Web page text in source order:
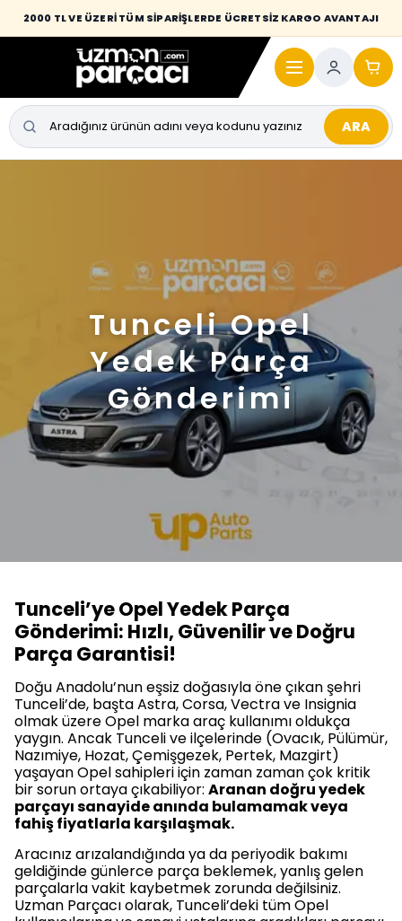
2000 TL VE ÜZERİ TÜM SİPARİŞLERDE ÜCRETSİZ KARGO AVANTAJI
ARA
Tunceli Opel
Yedek Parça
Gönderimi
Tunceli’ye Opel Yedek Parça
Gönderimi: Hızlı, Güvenilir ve Doğru
Parça Garantisi!
Doğu Anadolu’nun eşsiz doğasıyla öne çıkan şehri
Tunceli’de, başta Astra, Corsa, Vectra ve Insignia
olmak üzere Opel marka araç kullanımı oldukça
yaygın. Ancak Tunceli ve ilçelerinde (Ovacık, Pülümür,
Nazımiye, Hozat, Çemişgezek, Pertek, Mazgirt)
yaşayan Opel sahipleri için zaman zaman çok kritik
bir sorun ortaya çıkabiliyor: Aranan doğru yedek
parçayı sanayide anında bulamamak veya
fahiş fiyatlarla karşılaşmak.
Aracınız arızalandığında ya da periyodik bakımı
geldiğinde günlerce parça beklemek, yanlış gelen
parçalarla vakit kaybetmek zorunda değilsiniz.
Uzman Parçacı olarak, Tunceli’deki tüm Opel